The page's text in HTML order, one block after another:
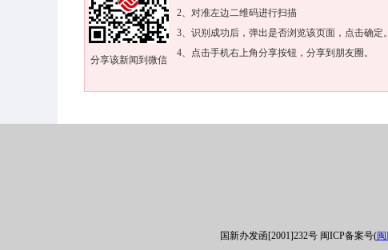
分享该新闻到微信
2、对准左边二维码进行扫描
3、识别成功后，弹出是否浏览该页面，点击确定。
4、点击手机右上角分享按钮，分享到朋友圈。